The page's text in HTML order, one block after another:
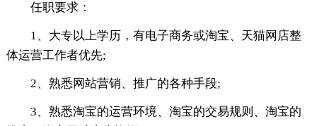
任职要求：
1、大专以上学历，有电子商务或淘宝、天猫网店整
体运营工作者优先;
2、熟悉网站营销、推广的各种手段;
3、熟悉淘宝的运营环境、淘宝的交易规则、淘宝的